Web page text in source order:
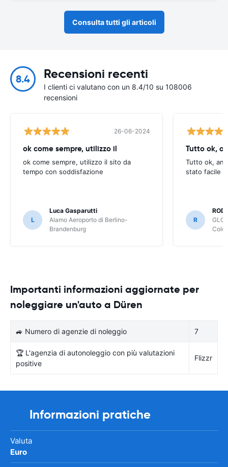
Consulta tutti gli articoli
8.4 Recensioni recenti
I clienti ci valutano con un 8.4/10 su 108006
recensioni
26-06-2024
ok come sempre, utilizzo il
ok come sempre, utilizzo il sito da
tempo con soddisfazione
L
Luca Gasparutti
Alamo Aeroporto di Berlino-
Brandenburg
Tutto ok,
Tutto ok,
stato facile
R
Importanti informazioni aggiornate per
noleggiare un'auto a Düren
🚙 Numero di agenzie di noleggio 7
🏆 L'agenzia di autonoleggio con più valutazioni
positive
Flizzr
Informazioni pratiche
Valuta
Euro